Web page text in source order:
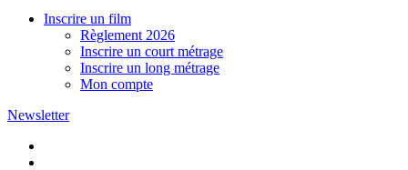
Inscrire un film
Règlement 2026
Inscrire un court métrage
Inscrire un long métrage
Mon compte
Newsletter